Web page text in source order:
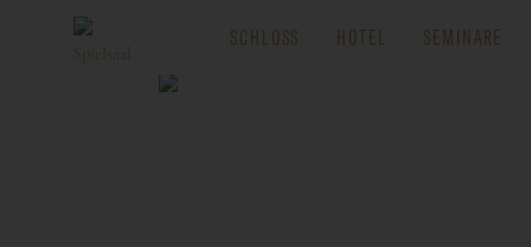
SCHLOSS HOTEL SEMINARE